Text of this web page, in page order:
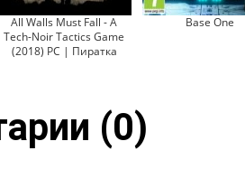
All Walls Must Fall - A
Tech-Noir Tactics Game
(2018) PC | Пиратка
Base One
(0)